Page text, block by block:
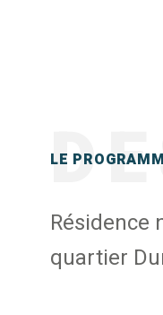
LE
Résidence
quartier